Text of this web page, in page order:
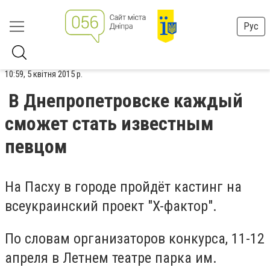
Рус
10:59, 5 квітня 2015 р.
В Днепропетровске каждый
сможет стать известным
певцом
На Пасху в городе пройдёт кастинг на
всеукраинский проект "X-фактор".
По словам организаторов конкурса, 11-12
апреля в Летнем театре парка им.